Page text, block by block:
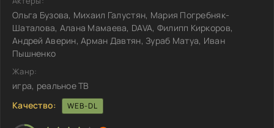
Ольга Бузова, Михаил Галустян, Мария Погребняк-
Шаталова, Алана Мамаева, DAVA, Филипп Киркоров,
Андрей Аверин, Арман Давтян, Зураб Матуа, Иван
Пышненко
Жанр:
игра, реальное ТВ
Качество:
WEB-DL